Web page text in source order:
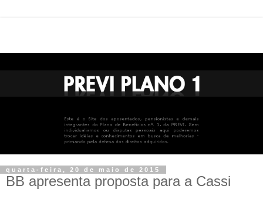
quarta-feira, 20 de maio de 2015
BB apresenta proposta para a Cassi